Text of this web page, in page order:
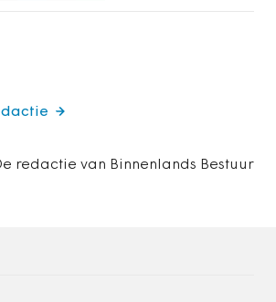
redactie van Binnenlands Bestuur